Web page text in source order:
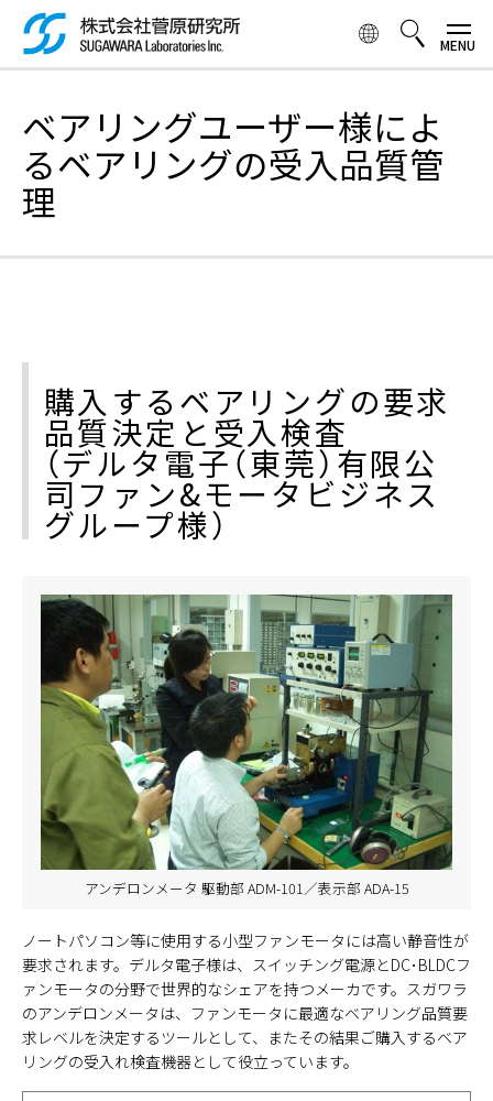
メ
イ
ン
テ
ン
ツ
動
ベアリングユーザー様によ
るベアリングの受入品質管
理
購入するベアリングの要求
品質決定と受入検査
（デルタ電子（東莞）有限公
司ファン&モータビジネス
グループ様）
アンデロンメータ 駆動部 ADM-101／表示部 ADA-15
ノートパソコン等に使用する小型ファンモータには高い静音性が
要求されます。デルタ電子様は、スイッチング電源とDC･BLDCフ
ァンモータの分野で世界的なシェアを持つメーカです。スガワラ
のアンデロンメータは、ファンモータに最適なベアリング品質要
求レベルを決定するツールとして、またその結果ご購入するベア
リングの受入れ検査機器として役立っています。